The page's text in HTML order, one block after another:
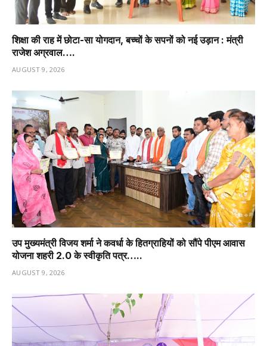
शिक्षा की राह में छोटा-सा योगदान, बच्चों के सपनों को नई उड़ान : मंत्री
राजेश अग्रवाल….
AUGUST 9, 2026
उप मुख्यमंत्री विजय शर्मा ने कवर्धा के हितग्राहियों को सौंपे पीएम आवास
योजना शहरी 2.0 के स्वीकृति पत्र…..
AUGUST 9, 2026